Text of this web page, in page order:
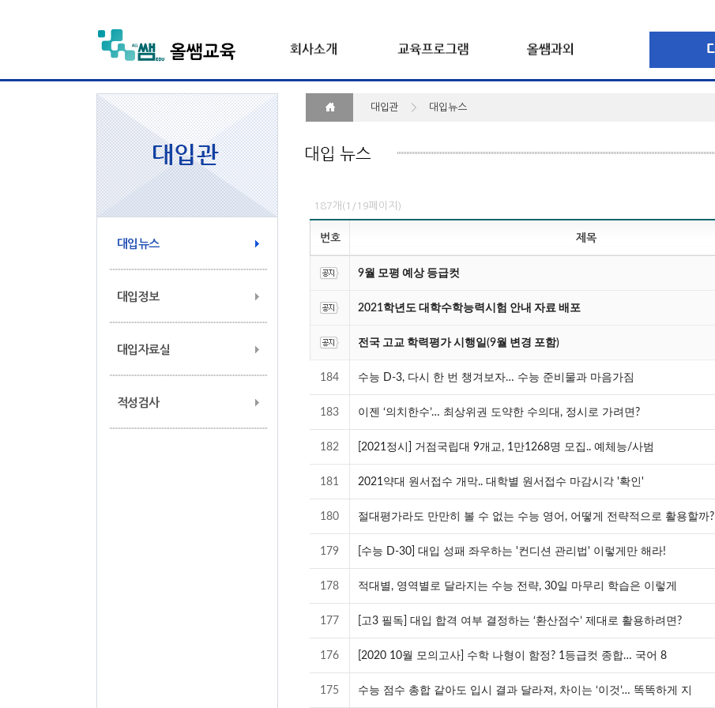
대입뉴스
대입정보
대입자료실
적성검사
대입관 대입뉴스
187개(1/19페이지)
번호 제목
9월 모평 예상 등급컷
2021학년도 대학수학능력시험 안내 자료 배포
전국 고교 학력평가 시행일(9월 변경 포함)
184 수능 D-3, 다시 한 번 챙겨보자… 수능 준비물과 마음가짐
183 이젠 ‘의치한수’… 최상위권 도약한 수의대, 정시로 가려면?
182 [2021정시] 거점국립대 9개교, 1만1268명 모집.. 예체능/사범
181 2021약대 원서접수 개막.. 대학별 원서접수 마감시각 '확인'
180 절대평가라도 만만히 볼 수 없는 수능 영어, 어떻게 전략적으로 활용할까?
179 [수능 D-30] 대입 성패 좌우하는 '컨디션 관리법' 이렇게만 해라!
178 적대별, 영역별로 달라지는 수능 전략, 30일 마무리 학습은 이렇게
177 [고3 필독] 대입 합격 여부 결정하는 ‘환산점수’ 제대로 활용하려면?
176 [2020 10월 모의고사] 수학 나형이 함정? 1등급컷 종합… 국어 8
175 수능 점수 총합 같아도 입시 결과 달라져, 차이는 ‘이것’… 똑똑하게 지